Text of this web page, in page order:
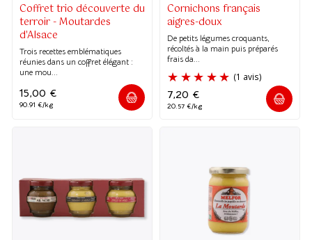
Coffret trio découverte du
terroir - Moutardes
d'Alsace
Trois recettes emblématiques
réunies dans un coffret élégant :
une mou...
15,00 €
90.91 €/kg
Cornichons français
aigres-doux
De petits légumes croquants,
récoltés à la main puis préparés
frais da...
7,20 €
20.57 €/kg